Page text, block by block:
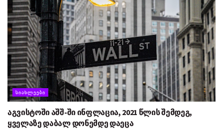
ᲡᲘᲐᲮᲚᲔᲔᲑᲘ
აგვისტოში აშშ-ში ინფლაცია, 2021 წლის შემდეგ,
ყველაზე დაბალ დონემდე დაეცა